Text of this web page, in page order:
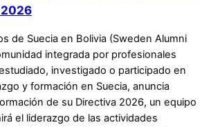
de Suecia en Bolivia (Sweden Alumni
integrada por profesionales
investigado o participado en
y formación en Suecia, anuncia
de su Directiva 2026, un equipo
el liderazgo de las actividades